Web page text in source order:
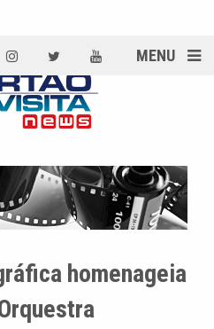
MENU
homenageia